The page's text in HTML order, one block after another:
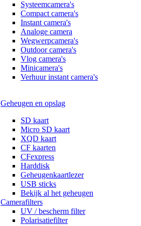
Systeemcamera's
Compact camera's
Instant camera's
Analoge camera
Wegwerpcamera's
Outdoor camera's
Vlog camera's
Minicamera's
Verhuur instant camera's
Geheugen en opslag
SD kaart
Micro SD kaart
XQD kaart
CF kaarten
CFexpress
Harddisk
Geheugenkaartlezer
USB sticks
Bekijk al het geheugen
Camerafilters
UV / bescherm filter
Polarisatiefilter